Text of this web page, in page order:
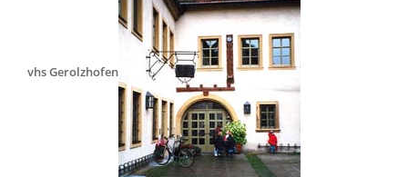
vhs Gerolzhofen